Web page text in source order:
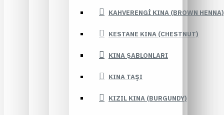
KAHVERENGI KINA (BROWN HENNA)
KESTANE KINA (CHESTNUT)
KINA ŞABLONLARI
KINA TAŞI
KIZIL KINA (BURGUNDY)